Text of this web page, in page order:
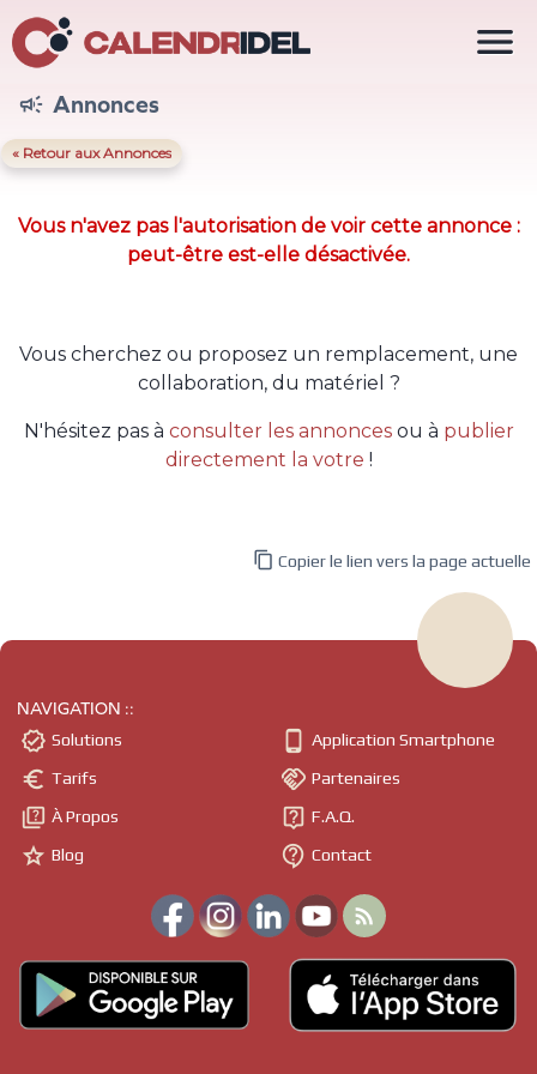
 Annonces
« Retour aux Annonces
Vous n'avez pas l'autorisation de voir cette annonce :
peut-être est-elle désactivée.
Vous cherchez ou proposez un remplacement, une
collaboration, du matériel ?
N'hésitez pas à consulter les annoncesou à publier
directement la votre !

 Copier le lien vers la page actuelle
NAVIGATION ::
 Solutions
 Tarifs
 À Propos
 Blog
 Application Smartphone
 Partenaires
 F.A.Q.
 Contact
